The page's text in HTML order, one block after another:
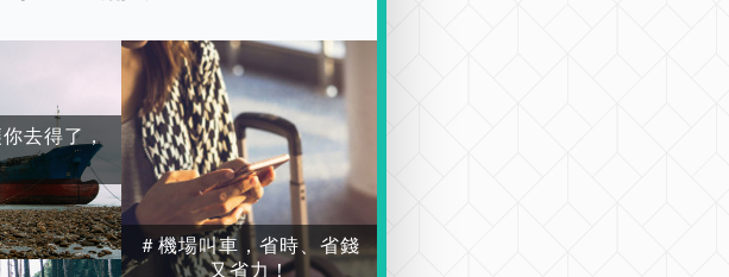
去得了，
＃機場叫車，省時、省錢
又省力！